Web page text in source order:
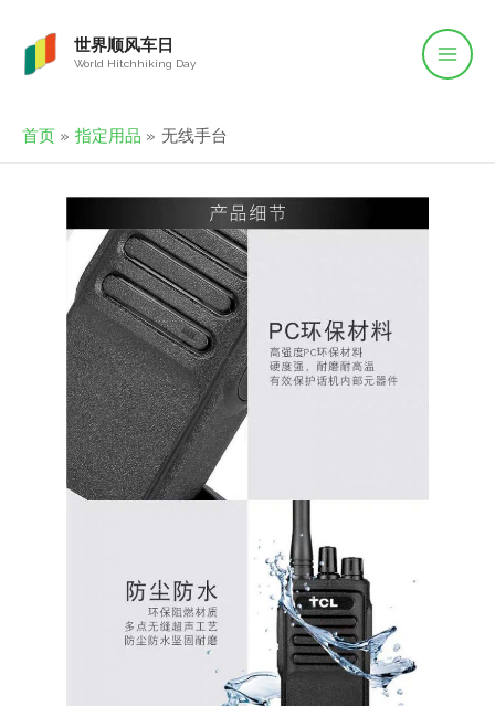
世界顺风车日
World Hitchhiking Day
首页 指定用品 无线手台